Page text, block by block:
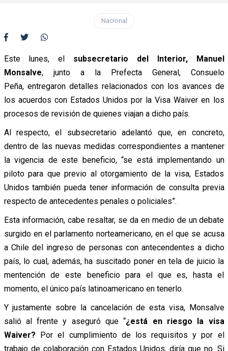
Nacional
Este lunes, el subsecretario del Interior, Manuel
Monsalve, junto a la Prefecta General, Consuelo
Peña, entregaron detalles relacionados con los avances de
los acuerdos con Estados Unidos por la Visa Waiver en los
procesos de revisión de quienes viajan a dicho país.
Al respecto, el subsecretario adelantó que, en concreto,
dentro de las nuevas medidas correspondientes a mantener
la vigencia de este beneficio, “se está implementando un
piloto para que previo al otorgamiento de la visa, Estados
Unidos también pueda tener información de consulta previa
respecto de antecedentes penales o policiales”.
Esta información, cabe resaltar, se da en medio de un debate
surgido en el parlamento norteamericano, en el que se acusa
a Chile del ingreso de personas con antecendentes a dicho
país, lo cual, además, ha suscitado poner en tela de juicio la
mentención de este beneficio para el que es, hasta el
momento, el único país latinoamericano en tenerlo.
Y justamente sobre la cancelación de esta visa, Monsalve
salió al frente y aseguró que “¿está en riesgo la visa
Waiver? Por el cumplimiento de los requisitos y por el
trabajo de colaboración con Estados Unidos, diría que no. Si